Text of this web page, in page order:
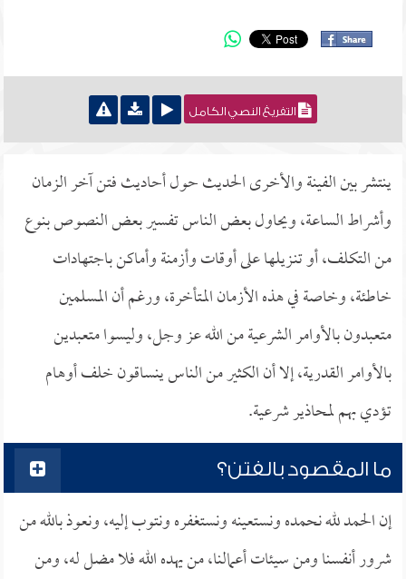
التفريغ النصي الكامل
ينتشر بين الفينة والأخرى الحديث حول أحاديث فتن آخر الزمان
وأشراط الساعة، ويحاول بعض الناس تفسير بعض النصوص بنوع
من التكلف، أو تنـزيلها على أوقات وأزمنة وأماكن باجتهادات
خاطئة، وخاصة في هذه الأزمان المتأخرة، ورغم أن المسلمين
متعبدون بالأوامر الشرعية من الله عز وجل، وليسوا متعبدين
بالأوامر القدرية، إلا أن الكثير من الناس ينساقون خلف أوهام
تؤدي بهم لمحاذير شرعية.
ما المقصود بالفتن؟
إن الحمد لله نحمده ونستعينه ونستغفره ونتوب إليه، ونعوذ بالله من
شرور أنفسنا ومن سيئات أعمالنا، من يهده الله فلا مضل له، ومن